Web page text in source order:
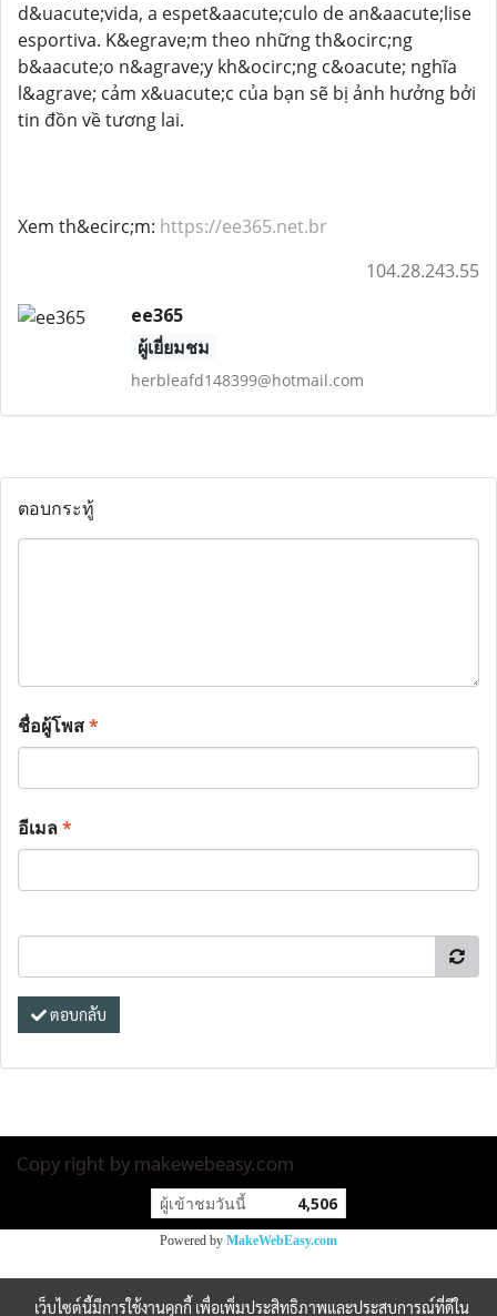
d&uacute;vida, a espet&aacute;culo de an&aacute;lise
esportiva. K&egrave;m theo những th&ocirc;ng
b&aacute;o n&agrave;y kh&ocirc;ng c&oacute; nghĩa
l&agrave; cảm x&uacute;c của bạn sẽ bị ảnh hưởng bởi
tin đồn về tương lai.
Xem th&ecirc;m: https://ee365.net.br
104.28.243.55
ee365
ผู้เยี่ยมชม
herbleafd148399@hotmail.com
ตอบกระทู้
ชื่อผู้โพส*
อีเมล*
ตอบกลับ
Copy right by makewebeasy.com
ผู้เข้าชมวันนี้ 4,506
Powered by MakeWebEasy.com
เว็บไซต์นี้มีการใช้งานคุกกี้ เพื่อเพิ่มประสิทธิภาพและประสบการณ์ที่ดีใน